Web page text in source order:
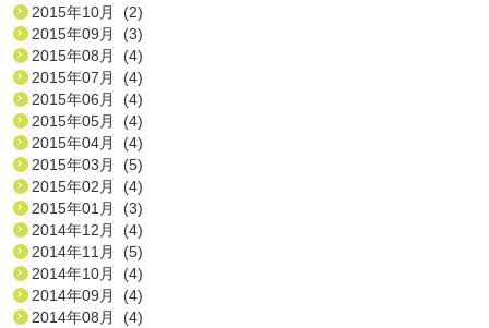
2015年10月 (2)
2015年09月 (3)
2015年08月 (4)
2015年07月 (4)
2015年06月 (4)
2015年05月 (4)
2015年04月 (4)
2015年03月 (5)
2015年02月 (4)
2015年01月 (3)
2014年12月 (4)
2014年11月 (5)
2014年10月 (4)
2014年09月 (4)
2014年08月 (4)